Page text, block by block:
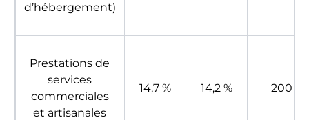
d’hébergement)
Prestations de
services
commerciales
et artisanales
14,7 % 14,2 % 200 €